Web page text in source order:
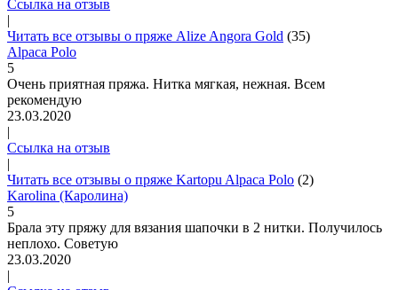
Ссылка на отзыв
|
Читать все отзывы о пряже Alize Angora Gold (35)
Alpaca Polo
5
Очень приятная пряжа. Нитка мягкая, нежная. Всем
рекомендую
23.03.2020
|
Ссылка на отзыв
|
Читать все отзывы о пряже Kartopu Alpaca Polo (2)
Karolina (Каролина)
5
Брала эту пряжу для вязания шапочки в 2 нитки. Получилось
неплохо. Советую
23.03.2020
|